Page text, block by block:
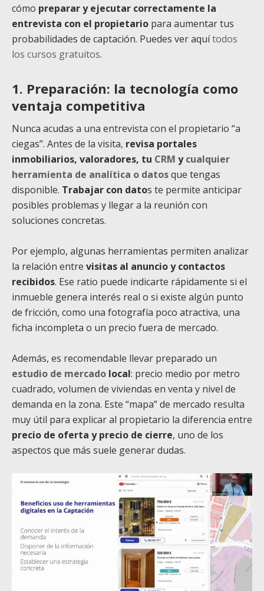
cómo preparar y ejecutar correctamente la
entrevista con el propietario para aumentar tus
probabilidades de captación. Puedes ver aquítodos
los cursos gratuitos.
1. Preparación: la tecnología como
ventaja competitiva
Nunca acudas a una entrevista con el propietario “a
ciegas”. Antes de la visita, revisa portales
inmobiliarios, valoradores, tu CRM ycualquier
herramienta de analítica o datosque tengas
disponible. Trabajar con datos te permite anticipar
posibles problemas y llegar a la reunión con
soluciones concretas.
Por ejemplo, algunas herramientas permiten analizar
la relación entre visitas al anuncio y contactos
recibidos. Ese ratio puede indicarte rápidamente si el
inmueble genera interés real o si existe algún punto
de fricción, como una fotografía poco atractiva, una
ficha incompleta o un precio fuera de mercado.
Además, es recomendable llevar preparado un
estudio de mercado local: precio medio por metro
cuadrado, volumen de viviendas en venta y nivel de
demanda en la zona. Este “mapa” de mercado resulta
muy útil para explicar al propietario la diferencia entre
precio de oferta y precio de cierre, uno de los
aspectos que más suele generar dudas.